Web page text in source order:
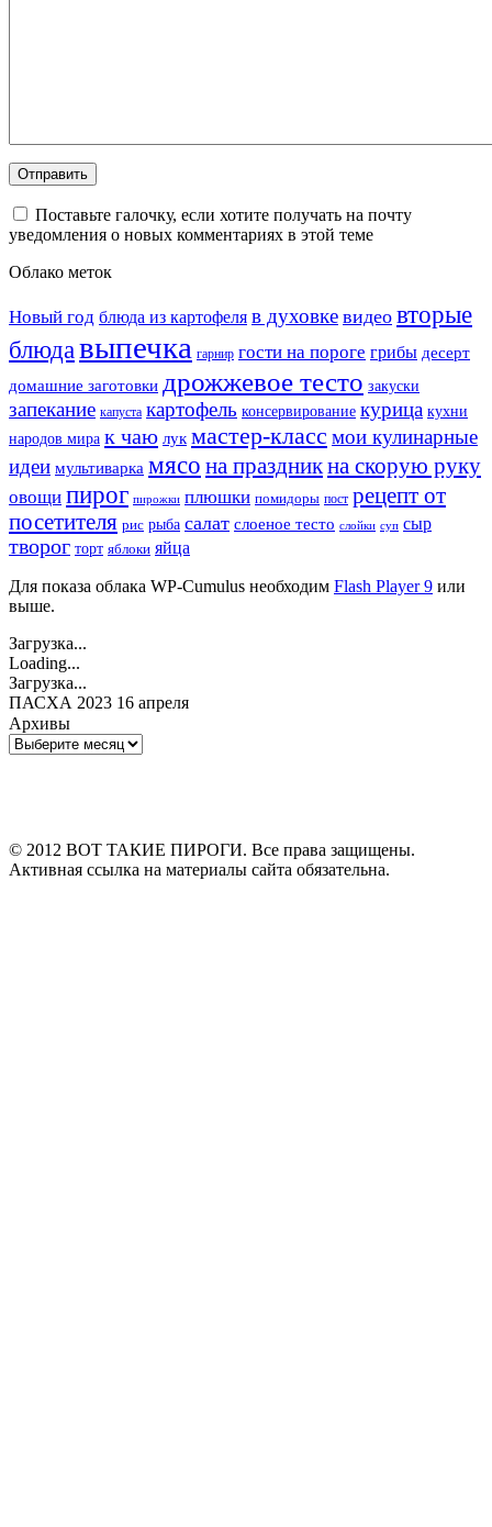
Поставьте галочку, если хотите получать на почту
уведомления о новых комментариях в этой теме
Облако меток
Новый год блюда из картофеля в духовке видео вторые
блюдавыпечка гарнир гости на пороге грибы десерт
домашние заготовки дрожжевое тесто закуски
запекание капуста картофель консервирование курица кухни
народов мира к чаю лук мастер-класс мои кулинарные
идеи мультиварка мясо на праздникна скорую руку
овощи пирог пирожки плюшки помидоры пост рецепт от
посетителя рис рыба салат слоеное тесто слойки суп сыр
творог торт яблоки яйца
Для показа облака WP-Cumulus необходим Flash Player 9 или
выше.
Загрузка...
Loading...
Загрузка...
ПАСХА 2023 16 апреля
Архивы
Архивы
© 2012 ВОТ ТАКИЕ ПИРОГИ. Все права защищены.
Активная ссылка на материалы сайта обязательна.